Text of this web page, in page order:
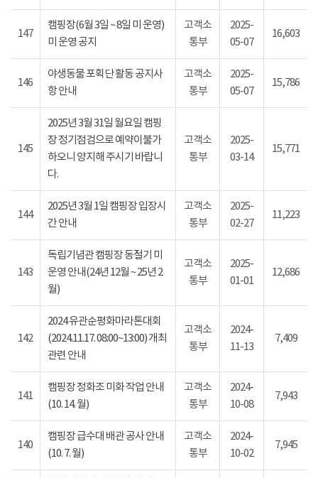
147
캠핑장(6월 3일 ~ 8일 미 운영)
미 운영 공지
고객소
통부
2025-
05-07
16,603
146
야생동물 포획단 활동 공지사
항 안내
고객소
통부
2025-
05-07
15,786
145
2025년 3월 31일 월요일 캠핑
장 정기점검으로 예약이불가
하오니 양지해 주시기 바랍니
다.
고객소
통부
2025-
03-14
15,771
144
2025년 3월 1일 캠핑장 입장시
간 안내
고객소
통부
2025-
02-27
11,223
143
독립기념관 캠핑장 동절기 미
운영 안내(24년 12월 ~ 25년 2
월)
고객소
통부
2025-
01-01
12,686
142
2024 유관순평화마라톤대회
(2024.11.17. 08:00~13:00) 개최
관련 안내
고객소
통부
2024-
11-13
7,409
141
캠핑장 정화조 미화 작업 안내
(10. 14. 월)
고객소
통부
2024-
10-08
7,943
140
캠핑장 급수대 배관 공사 안내
(10. 7. 월)
고객소
통부
2024-
10-02
7,945